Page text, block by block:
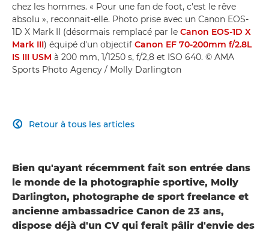
chez les hommes. « Pour une fan de foot, c'est le rêve
absolu », reconnait-elle. Photo prise avec un Canon EOS-
1D X Mark II (désormais remplacé par le Canon EOS-1D X
Mark III) équipé d'un objectif Canon EF 70-200mm f/2.8L
IS III USM à 200 mm, 1/1250 s, f/2,8 et ISO 640. © AMA
Sports Photo Agency / Molly Darlington
Retour à tous les articles

Bien qu'ayant récemment fait son entrée dans
le monde de la photographie sportive, Molly
Darlington, photographe de sport freelance et
ancienne ambassadrice Canon de 23 ans,
dispose déjà d'un CV qui ferait pâlir d'envie des